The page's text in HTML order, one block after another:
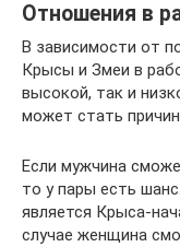
Отношения в
В зависимости от
Крысы и Змеи в
высокой, так и
может стать
Если мужчина
то у пары есть
является Крыса-
случае женщина